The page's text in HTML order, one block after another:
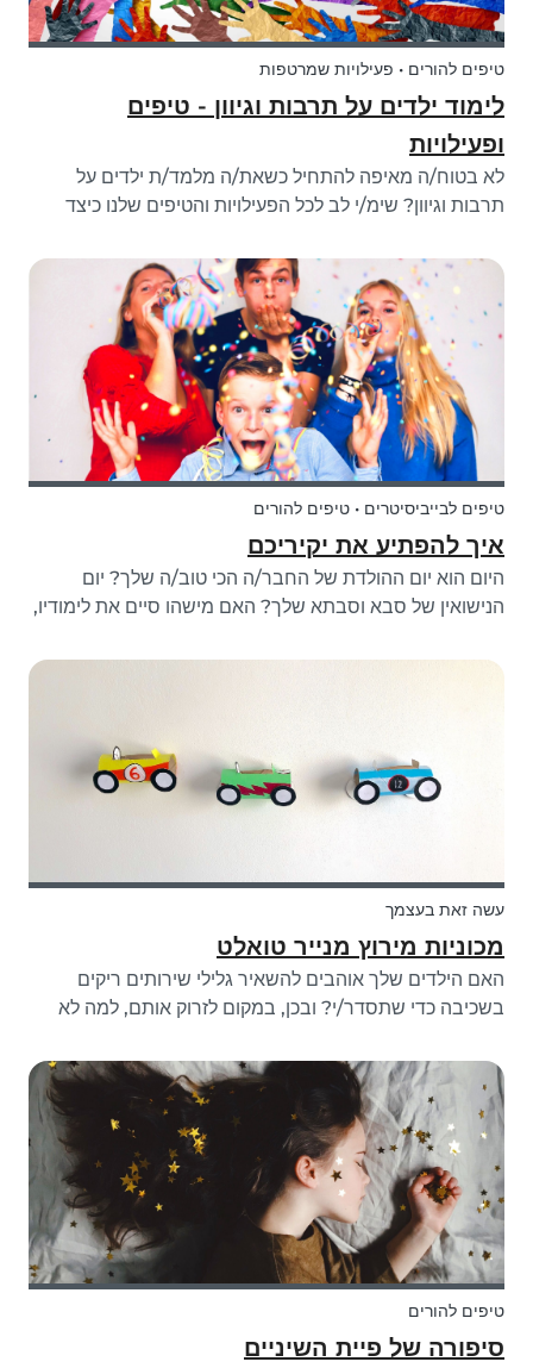
טיפים להורים • פעילויות שמרטפות
לימוד ילדים על תרבות וגיוון - טיפים
ופעילויות
לא בטוח/ה מאיפה להתחיל כשאת/ה מלמד/ת ילדים על
תרבות וגיוון? שימ/י לב לכל הפעילויות והטיפים שלנו כיצד
טיפים לבייביסיטרים • טיפים להורים
איך להפתיע את יקיריכם
היום הוא יום ההולדת של החבר/ה הכי טוב/ה שלך? יום
הנישואין של סבא וסבתא שלך? האם מישהו סיים את לימודיו,
את/ה עדיין רוצה לחלוק את האהבה שלך עם מישהו שלא
עשה זאת בעצמך
מכוניות מירוץ מנייר טואלט
האם הילדים שלך אוהבים להשאיר גלילי שירותים ריקים
בשכיבה כדי שתסדר/י? ובכן, במקום לזרוק אותם, למה לא
גלילי נייר טואלט? עיצבנו את מכוניות המירוץ שלנו באמצעות
מעט יותר מאשר גלילי נייר טוא...
טיפים להורים
סיפורה של פיית השיניים